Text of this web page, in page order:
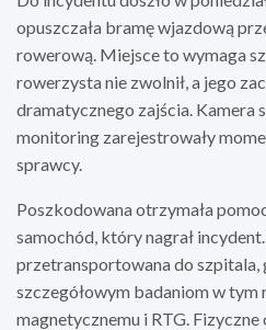
opuszczała bramę wjazdową
rowerową. Miejsce to wymaga
rowerzysta nie zwolnił, a jego
dramatycznego zajścia. Kamera
monitoring zarejestrowały
sprawcy.
Poszkodowana otrzymała
samochód, który nagrał
przetransportowana do szpitala,
szczegółowym badaniom w tym
magnetycznemu i RTG. Fizyczne